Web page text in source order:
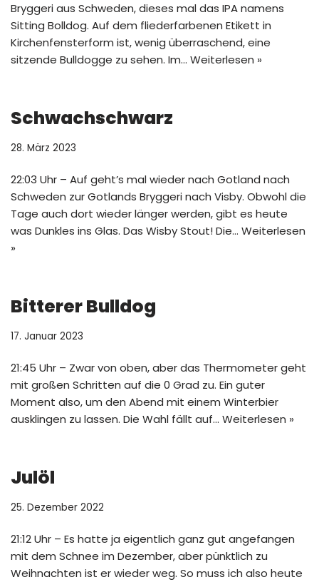
Bryggeri aus Schweden, dieses mal das IPA namens
Sitting Bolldog. Auf dem fliederfarbenen Etikett in
Kirchenfensterform ist, wenig überraschend, eine
sitzende Bulldogge zu sehen. Im… Weiterlesen »
Schwachschwarz
28. März 2023
22:03 Uhr – Auf geht’s mal wieder nach Gotland nach
Schweden zur Gotlands Bryggeri nach Visby. Obwohl die
Tage auch dort wieder länger werden, gibt es heute
was Dunkles ins Glas. Das Wisby Stout! Die… Weiterlesen
»
Bitterer Bulldog
17. Januar 2023
21:45 Uhr – Zwar von oben, aber das Thermometer geht
mit großen Schritten auf die 0 Grad zu. Ein guter
Moment also, um den Abend mit einem Winterbier
ausklingen zu lassen. Die Wahl fällt auf… Weiterlesen »
Julöl
25. Dezember 2022
21:12 Uhr – Es hatte ja eigentlich ganz gut angefangen
mit dem Schnee im Dezember, aber pünktlich zu
Weihnachten ist er wieder weg. So muss ich also heute